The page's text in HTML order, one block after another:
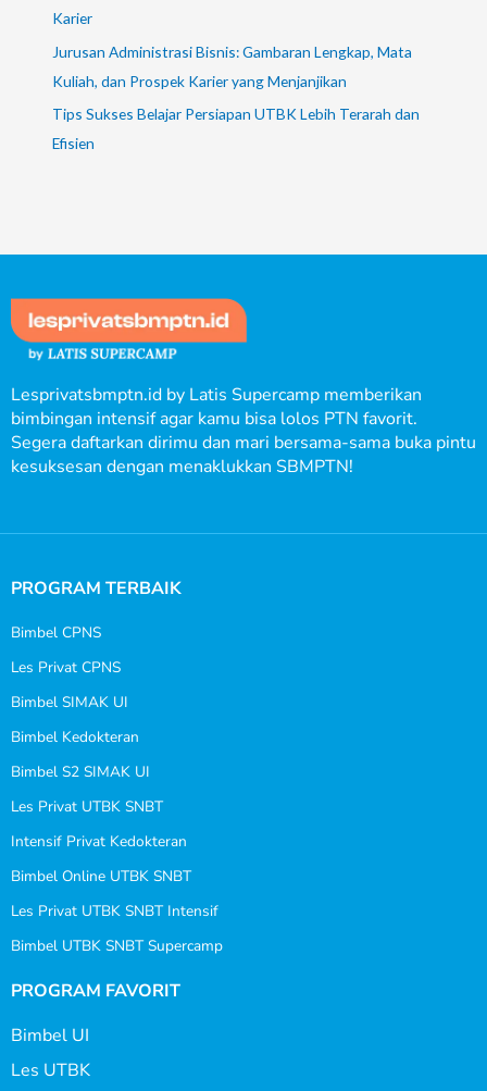
Karier
Jurusan Administrasi Bisnis: Gambaran Lengkap, Mata
Kuliah, dan Prospek Karier yang Menjanjikan
Tips Sukses Belajar Persiapan UTBK Lebih Terarah dan
Efisien
Lesprivatsbmptn.id by Latis Supercamp memberikan
bimbingan intensif agar kamu bisa lolos PTN favorit.
Segera daftarkan dirimu dan mari bersama-sama buka pintu
kesuksesan dengan menaklukkan SBMPTN!
PROGRAM TERBAIK
Bimbel CPNS
Les Privat CPNS
Bimbel SIMAK UI
Bimbel Kedokteran
Bimbel S2 SIMAK UI
Les Privat UTBK SNBT
Intensif Privat Kedokteran
Bimbel Online UTBK SNBT
Les Privat UTBK SNBT Intensif
Bimbel UTBK SNBT Supercamp
PROGRAM FAVORIT
Bimbel UI
Les UTBK